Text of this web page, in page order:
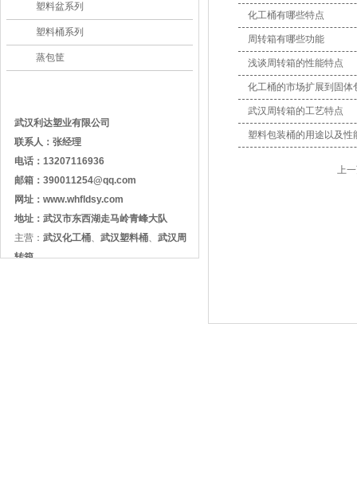
塑料盆系列
塑料桶系列
蒸包筐
武汉利达塑业有限公司
联系人：张经理
电话： 13207116936
邮箱： 390011254@qq.com
网址： www.whfldsy.com
地址：武汉市东西湖走马岭青峰大队
主营： 武汉化工桶、 武汉塑料桶、 武汉周
转箱
化工桶有哪些特点
周转箱有哪些功能
浅谈周转箱的性能特点
化工桶的市场扩展到固体
武汉周转箱的工艺特点
塑料包装桶的用途以及性
上